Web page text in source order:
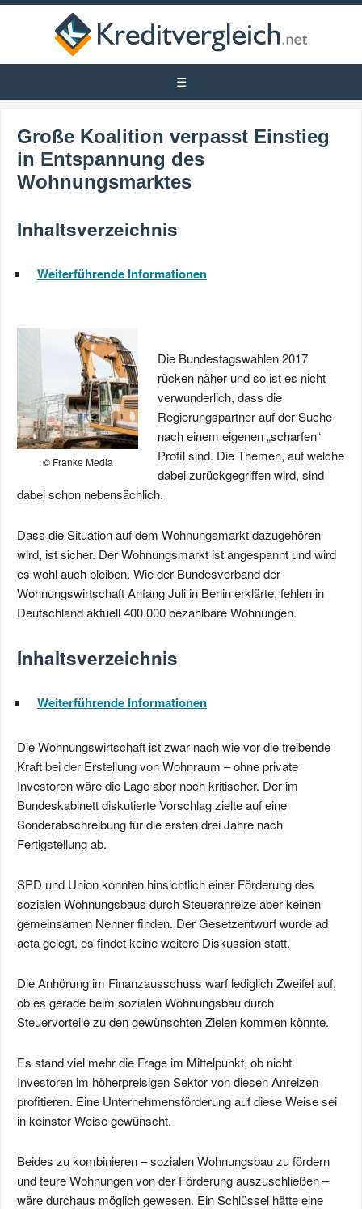
Große Koalition verpasst Einstieg
in Entspannung des
Wohnungsmarktes
Inhaltsverzeichnis
Weiterführende Informationen
© Franke Media
Die Bundestagswahlen 2017
rücken näher und so ist es nicht
verwunderlich, dass die
Regierungspartner auf der Suche
nach einem eigenen „scharfen“
Profil sind. Die Themen, auf welche
dabei zurückgegriffen wird, sind
dabei schon nebensächlich.
Dass die Situation auf dem Wohnungsmarkt dazugehören
wird, ist sicher. Der Wohnungsmarkt ist angespannt und wird
es wohl auch bleiben. Wie der Bundesverband der
Wohnungswirtschaft Anfang Juli in Berlin erklärte, fehlen in
Deutschland aktuell 400.000 bezahlbare Wohnungen.
Inhaltsverzeichnis
Weiterführende Informationen
Die Wohnungswirtschaft ist zwar nach wie vor die treibende
Kraft bei der Erstellung von Wohnraum – ohne private
Investoren wäre die Lage aber noch kritischer. Der im
Bundeskabinett diskutierte Vorschlag zielte auf eine
Sonderabschreibung für die ersten drei Jahre nach
Fertigstellung ab.
SPD und Union konnten hinsichtlich einer Förderung des
sozialen Wohnungsbaus durch Steueranreize aber keinen
gemeinsamen Nenner finden. Der Gesetzentwurf wurde ad
acta gelegt, es findet keine weitere Diskussion statt.
Die Anhörung im Finanzausschuss warf lediglich Zweifel auf,
ob es gerade beim sozialen Wohnungsbau durch
Steuervorteile zu den gewünschten Zielen kommen könnte.
Es stand viel mehr die Frage im Mittelpunkt, ob nicht
Investoren im höherpreisigen Sektor von diesen Anreizen
profitieren. Eine Unternehmensförderung auf diese Weise sei
in keinster Weise gewünscht.
Beides zu kombinieren – sozialen Wohnungsbau zu fördern
und teure Wohnungen von der Förderung auszuschließen –
wäre durchaus möglich gewesen. Ein Schlüssel hätte eine